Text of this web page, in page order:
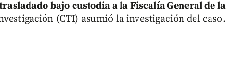
bajo custodia a la Fiscalía General de la
(CTI) asumió la investigación del caso.